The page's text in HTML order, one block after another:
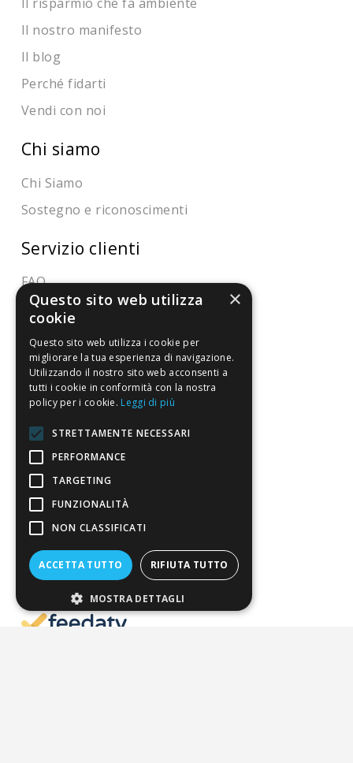
Il nostro manifesto
Il blog
Perché fidarti
Vendi con noi
Chi siamo
Chi Siamo
Sostegno e riconoscimenti
Servizio clienti
FAQ
Riferimenti da controllare
Condizioni di vendita
Termini di vendita
Spedizione
Pagamenti
Resi
4,7/5
Eccellente
3.821
Recensioni
×
Questo sito web utilizza
cookie
Questo sito web utilizza i cookie per
migliorare la tua esperienza di navigazione.
Utilizzando il nostro sito web acconsenti a
tutti i cookie in conformità con la nostra
policy per i cookie. Leggi di più
STRETTAMENTE NECESSARI
PERFORMANCE
TARGETING
FUNZIONALITÀ
NON CLASSIFICATI
ACCETTA TUTTO RIFIUTA TUTTO
MOSTRA DETTAGLI